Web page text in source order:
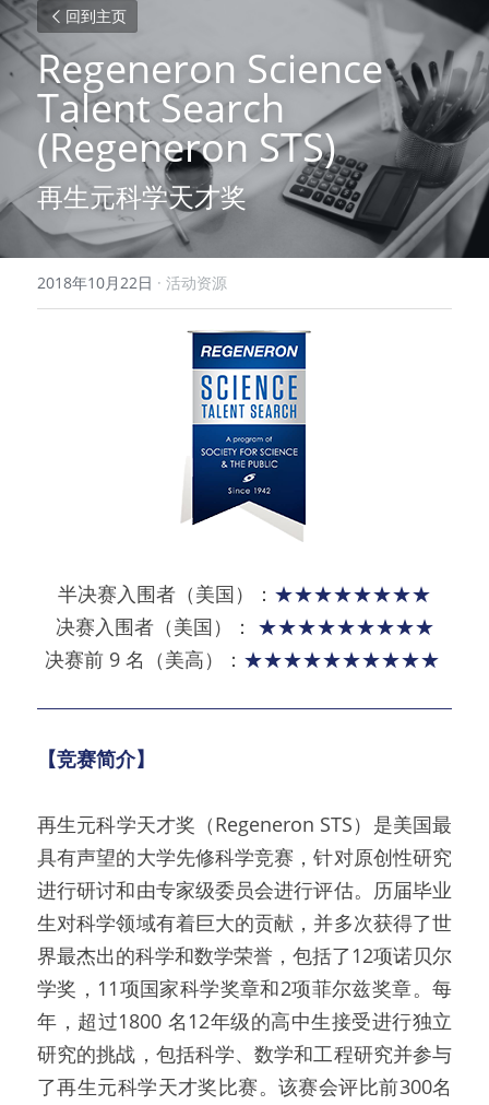
回到主页
Regeneron Science
Talent Search
(Regeneron STS)
再生元科学天才奖
2018年10月22日 · 活动资源
半决赛入围者（美国）： ★★★★★★★★
决赛入围者（美国）： ★★★★★★★★★
决赛前 9 名（美高）： ★★★★★★★★★★
【竞赛简介】
再生元科学天才奖（Regeneron STS）是美国最
具有声望的大学先修科学竞赛，针对原创性研究
进行研讨和由专家级委员会进行评估。历届毕业
生对科学领域有着巨大的贡献，并多次获得了世
界最杰出的科学和数学荣誉，包括了12项诺贝尔
学奖，11项国家科学奖章和2项菲尔兹奖章。每
年，超过1800 名12年级的高中生接受进行独立
研究的挑战，包括科学、数学和工程研究并参与
了再生元科学天才奖比赛。该赛会评比前300名